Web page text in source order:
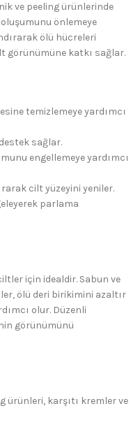
ve peeling ürünlerinde
önlemeye
ölü hücreleri
görünümüne katkı sağlar.
temizlemeye yardımcı
sağlar.
engellemeye yardımcı
cilt yüzeyini yeniler.
parlama
için idealdir. Sabun ve
ölü deri birikimini azaltır
olur. Düzenli
görünümünü
ürünleri, karşıtı kremler ve